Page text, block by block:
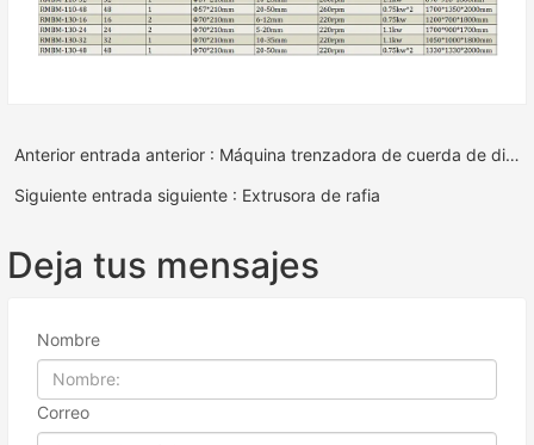
Anterior entrada anterior : Máquina trenzadora de cuerda de diamante
Siguiente entrada siguiente : Extrusora de rafia
Deja tus mensajes
Nombre
Correo